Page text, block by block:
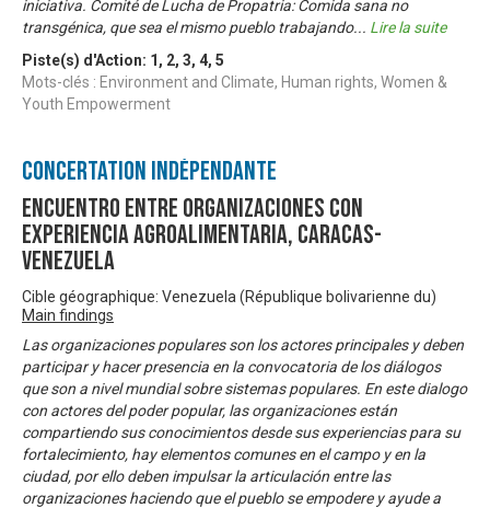
iniciativa. Comité de Lucha de Propatria: Comida sana no
transgénica, que sea el mismo pueblo trabajando... Lire la suite
Piste(s) d'Action: 1 , 2, 3, 4, 5
Mots-clés : Environment and Climate, Human rights, Women &
Youth Empowerment
Concertation Indépendante
Encuentro entre organizaciones con
experiencia agroalimentaria, Caracas-
Venezuela
Cible géographique: Venezuela (République bolivarienne du)
Main findings
Las organizaciones populares son los actores principales y deben
participar y hacer presencia en la convocatoria de los diálogos
que son a nivel mundial sobre sistemas populares. En este dialogo
con actores del poder popular, las organizaciones están
compartiendo sus conocimientos desde sus experiencias para su
fortalecimiento, hay elementos comunes en el campo y en la
ciudad, por ello deben impulsar la articulación entre las
organizaciones haciendo que el pueblo se empodere y ayude a